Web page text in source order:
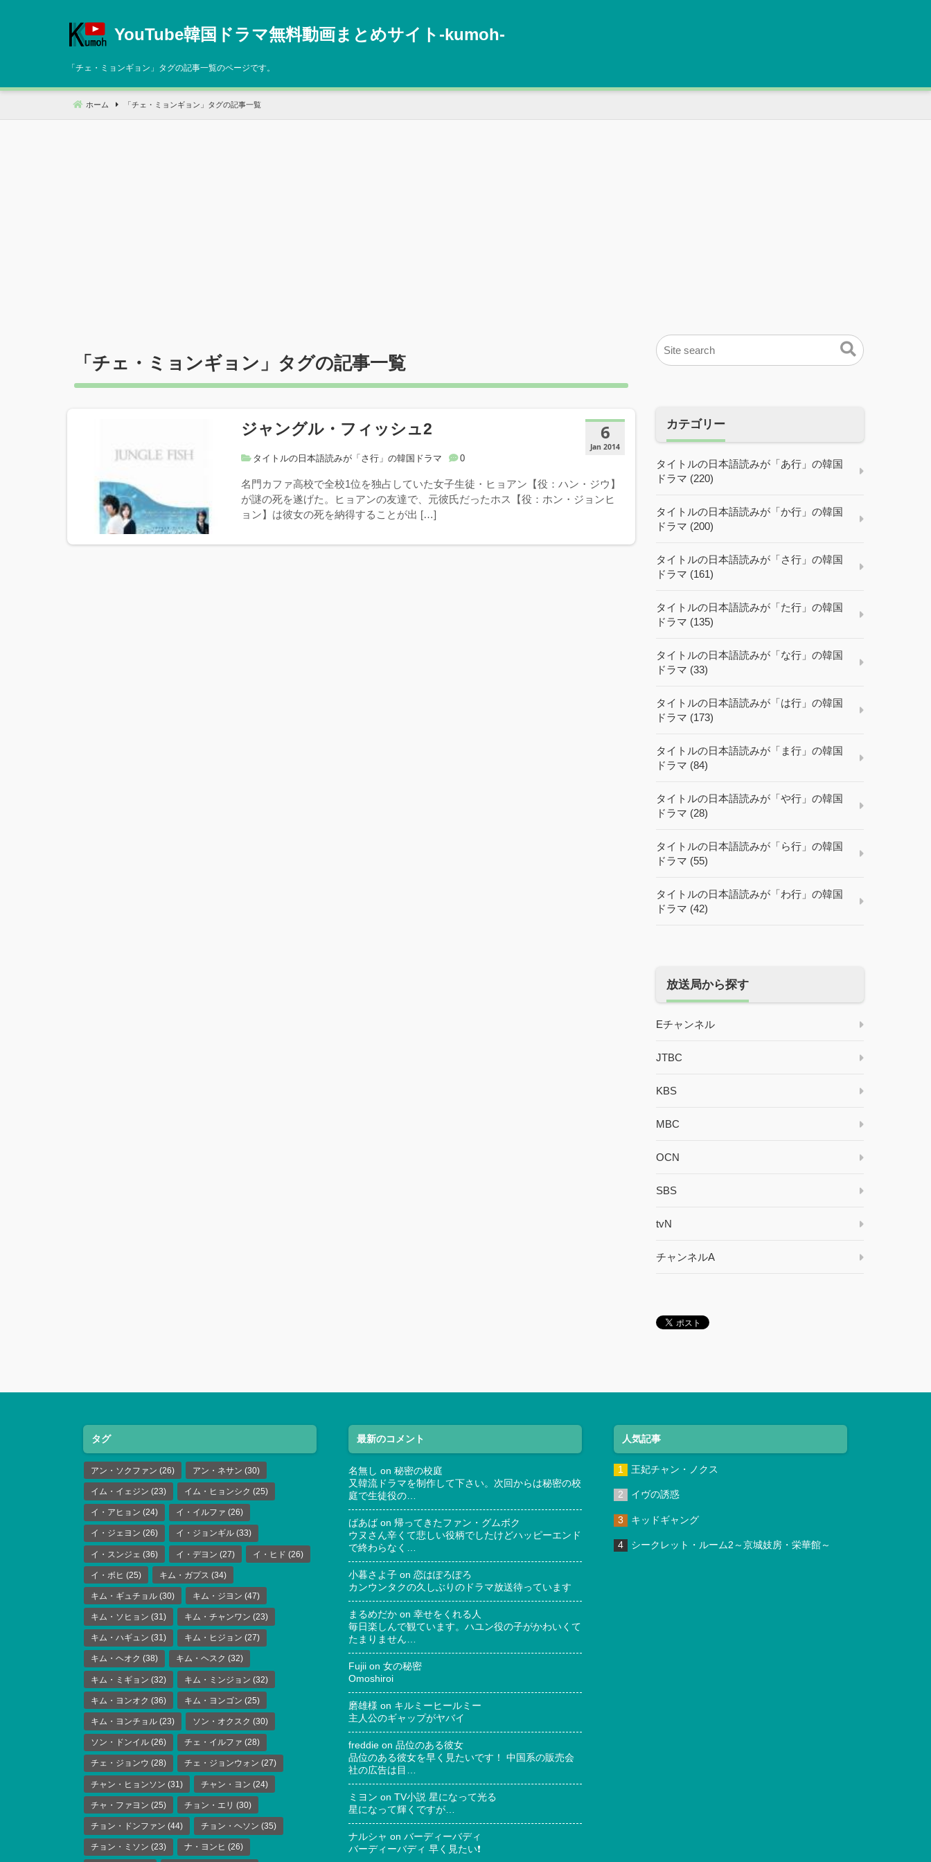
へ
動
YouTube韓国ドラマ無料動画まとめサイト‐kumoh‐
「 チェ・ミョンギョン 」タグの記事一覧のページです。
ホーム 「 チェ・ミョンギョン 」タグの記事一覧
「 チェ・ミョンギョン 」タグの記事一覧
6
Jan 2014
ジャングル・フィッシュ2
タイトルの日本語読みが「さ行」の韓国ドラマ 0
名門カファ高校で全校1位を独占していた女子生徒・ヒョアン【役：ハン・ジウ】
が謎の死を遂げた。ヒョアンの友達で、元彼氏だったホス【役：ホン・ジョンヒ
ョン】は彼女の死を納得することが出 […]
カテゴリー
タイトルの日本語読みが「あ行」の韓国
ドラマ (220)
タイトルの日本語読みが「か行」の韓国
ドラマ (200)
タイトルの日本語読みが「さ行」の韓国
ドラマ (161)
タイトルの日本語読みが「た行」の韓国
ドラマ (135)
タイトルの日本語読みが「な行」の韓国
ドラマ (33)
タイトルの日本語読みが「は行」の韓国
ドラマ (173)
タイトルの日本語読みが「ま行」の韓国
ドラマ (84)
タイトルの日本語読みが「や行」の韓国
ドラマ (28)
タイトルの日本語読みが「ら行」の韓国
ドラマ (55)
タイトルの日本語読みが「わ行」の韓国
ドラマ (42)
放送局から探す
Eチャンネル
JTBC
KBS
MBC
OCN
SBS
tvN
チャンネルA
タグ
アン・ソクファン (26) アン・ネサン (30)
イム・イェジン (23) イム・ヒョンシク (25)
イ・アヒョン (24) イ・イルファ (26)
イ・ジェヨン (26) イ・ジョンギル (33)
イ・スンジェ (36) イ・デヨン (27) イ・ヒド (26)
イ・ボヒ (25) キム・ガプス (34)
キム・ギュチョル (30) キム・ジヨン (47)
キム・ソヒョン (31) キム・チャンワン (23)
キム・ハギュン (31) キム・ヒジョン (27)
キム・ヘオク (38) キム・ヘスク (32)
キム・ミギョン (32) キム・ミンジョン (32)
キム・ヨンオク (36) キム・ヨンゴン (25)
キム・ヨンチョル (23) ソン・オクスク (30)
ソン・ドンイル (26) チェ・イルファ (28)
チェ・ジョンウ (28) チェ・ジョンウォン (27)
チャン・ヒョンソン (31) チャン・ヨン (24)
チャ・ファヨン (25) チョン・エリ (30)
チョン・ドンファン (44) チョン・ヘソン (35)
チョン・ミソン (23) ナ・ヨンヒ (26)
最新のコメント
名無し on 秘密の校庭
又韓流ドラマを制作して下さい。次回からは秘密の校
庭で生徒役の…
ばあば on 帰ってきたファン・グムボク
ウヌさん辛くて悲しい役柄でしたけどハッピーエンド
で終わらなく…
小暮さよ子 on 恋はぽろぽろ
カンウンタクの久しぶりのドラマ放送待っています
まるめだか on 幸せをくれる人
毎日楽しんで観ています。ハユン役の子がかわいくて
たまりません…
Fujii on 女の秘密
Omoshiroi
磨雄様 on キルミーヒールミー
主人公のギャップがヤバイ
freddie on 品位のある彼女
品位のある彼女を早く見たいです！ 中国系の販売会
社の広告は目…
ミヨン on TV小説 星になって光る
星になって輝くですが…
ナルシャ on バーディーバディ
バーディーバディ 早く見たい❗
人気記事
王妃チャン・ノクス
イヴの誘惑
キッドギャング
シークレット・ルーム2～京城妓房・栄華館～